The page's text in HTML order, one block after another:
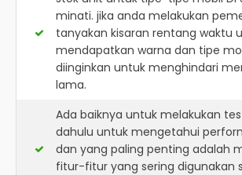
minati. jika anda melakukan
tanyakan kisaran rentang waktu
mendapatkan warna dan tipe
diinginkan untuk menghindari
lama.
Ada baiknya untuk melakukan
dahulu untuk mengetahui
dan yang paling penting adalah
fitur-fitur yang sering digunakan